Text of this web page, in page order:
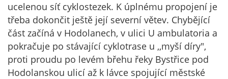
ucelenou síť cyklostezek. K úplnému propojení je
třeba dokončit ještě její severní větev. Chybějící
část začíná v Hodolanech, v ulici U ambulatoria a
pokračuje po stávající cyklotrase u ,,myší díry",
proti proudu po levém břehu řeky Bystřice pod
Hodolanskou ulicí až k lávce spojující městské